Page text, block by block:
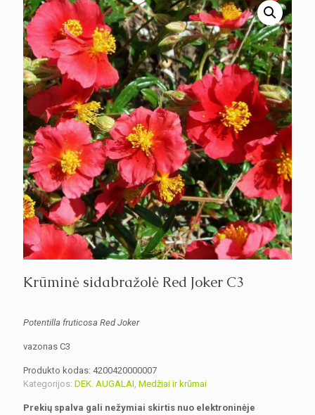
Krūminė sidabražolė Red Joker C3
Potentilla fruticosa Red Joker
vazonas C3
Produkto kodas: 4200420000007
Kategorijos: DEK. AUGALAI, Medžiai ir krūmai
Prekių spalva gali nežymiai skirtis nuo elektroninėje